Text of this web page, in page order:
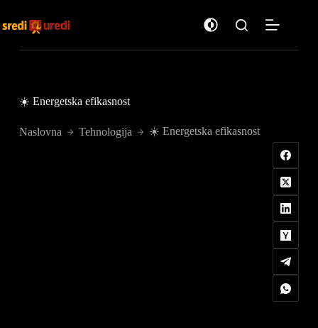
sadržaj
☀️ Energetska efikasnost
Naslovna Tehnologija ☀️ Energetska efikasnost